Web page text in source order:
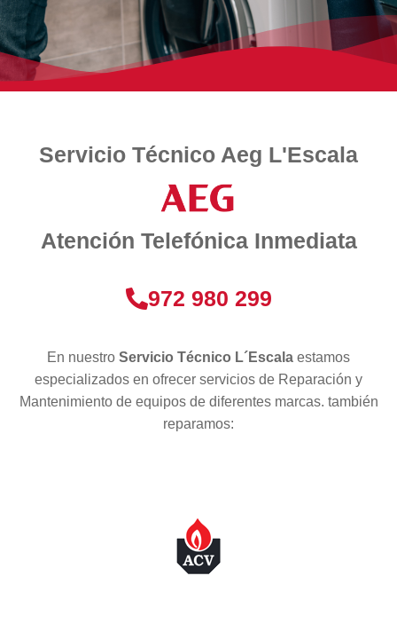
Servicio Técnico Aeg L'Escala
Atención Telefónica Inmediata
972 980 299
En nuestro Servicio Técnico L´Escala estamos
especializados en ofrecer servicios de Reparación y
Mantenimiento de equipos de diferentes marcas. también
reparamos: